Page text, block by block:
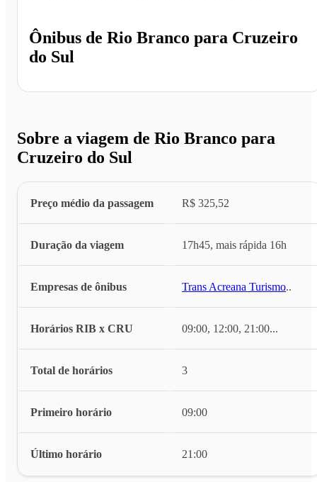
Ônibus de Rio Branco para Cruzeiro
do Sul
Sobre a viagem de Rio Branco para
Cruzeiro do Sul
Preço médio da passagem R$ 325,52
Duração da viagem 17h45, mais rápida 16h
Empresas de ônibus Trans Acreana Turismo...
Horários RIB x CRU 09:00, 12:00, 21:00...
Total de horários 3
Primeiro horário 09:00
Último horário 21:00